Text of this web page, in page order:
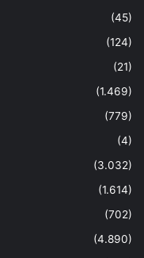
(45)
(124)
(21)
(1.469)
(779)
(4)
(3.032)
(1.614)
(702)
(4.890)